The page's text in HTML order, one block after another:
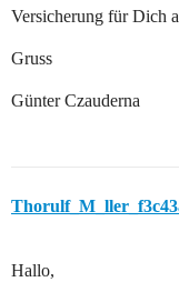
Versicherung für Dich
Gruss
Günter Czauderna
Hallo,